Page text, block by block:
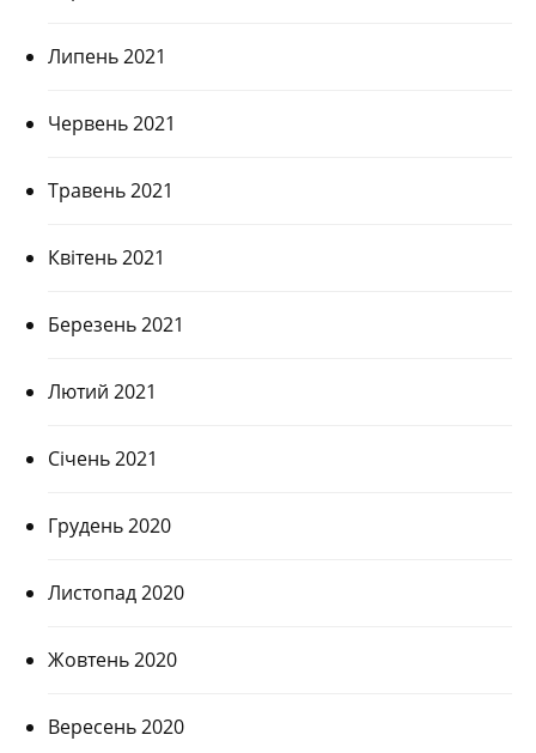
Липень 2021
Червень 2021
Травень 2021
Квітень 2021
Березень 2021
Лютий 2021
Січень 2021
Грудень 2020
Листопад 2020
Жовтень 2020
Вересень 2020